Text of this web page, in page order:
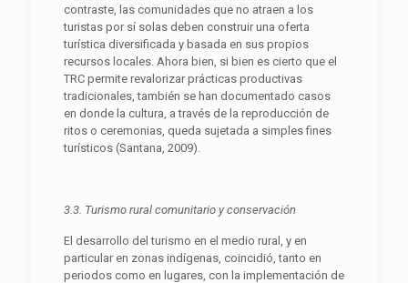
contraste, las comunidades que no atraen a los
turistas por sí solas deben construir una oferta
turística diversificada y basada en sus propios
recursos locales. Ahora bien, si bien es cierto que el
TRC permite revalorizar prácticas productivas
tradicionales, también se han documentado casos
en donde la cultura, a través de la reproducción de
ritos o ceremonias, queda sujetada a simples fines
turísticos (Santana, 2009).
3.3. Turismo rural comunitario y conservación
El desarrollo del turismo en el medio rural, y en
particular en zonas indígenas, coincidió, tanto en
periodos como en lugares, con la implementación de